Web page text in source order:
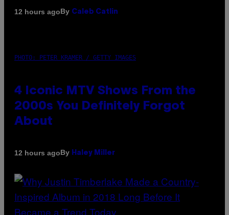
12 hours agoBy Caleb Catlin
PHOTO: PETER KRAMER / GETTY IMAGES
4 Iconic MTV Shows From the
2000s You Definitely Forgot
About
12 hours agoBy Haley Miller